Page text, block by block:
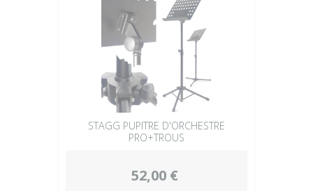
STAGG PUPITRE D'ORCHESTRE
PRO+TROUS
52,00 €